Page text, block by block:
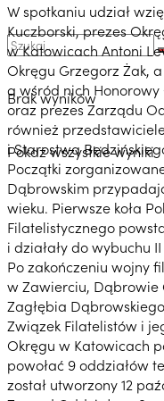
Brak wyników
Pokaż wszystkie wyniki
W spotkaniu udział
Kuczborski, prezes
w Katowicach Antoni
Okręgu Grzegorz Żak,
a wśród nich Honorowy
oraz prezes Zarządu
również
i Starostwa
Początki
Dąbrowskim
wieku. Pierwsze koła
Filatelistycznego
i działały do wybuchu
Po zakończeniu wojny
w Zawierciu, Dąbrowie
Zagłębia
Związek Filatelistów i
Okręgu w Katowicach
powołać 9 oddziałów
został utworzony 12